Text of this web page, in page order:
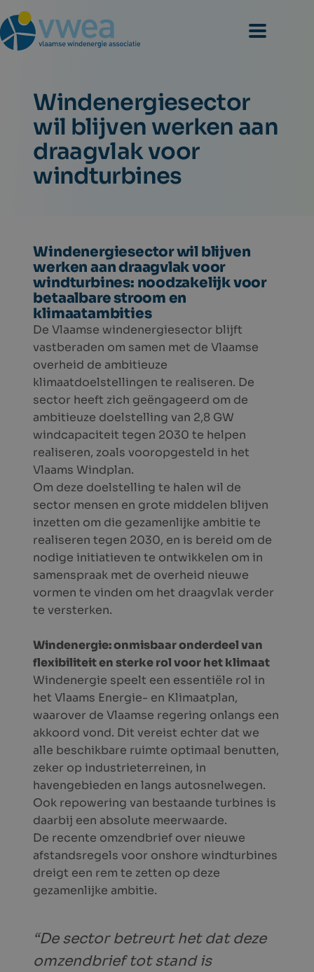
Windenergiesector
wil blijven werken aan
draagvlak voor
windturbines
Windenergiesector wil blijven
werken aan draagvlak voor
windturbines: noodzakelijk voor
betaalbare stroom en
klimaatambities
De Vlaamse windenergiesector blijft
vastberaden om samen met de Vlaamse
overheid de ambitieuze
klimaatdoelstellingen te realiseren. De
sector heeft zich geëngageerd om de
ambitieuze doelstelling van 2,8 GW
windcapaciteit tegen 2030 te helpen
realiseren, zoals vooropgesteld in het
Vlaams Windplan.
Om deze doelstelling te halen wil de
sector mensen en grote middelen blijven
inzetten om die gezamenlijke ambitie te
realiseren tegen 2030, en is bereid om de
nodige initiatieven te ontwikkelen om in
samenspraak met de overheid nieuwe
vormen te vinden om het draagvlak verder
te versterken.
Windenergie: onmisbaar onderdeel van
flexibiliteit en sterke rol voor het klimaat
Windenergie speelt een essentiële rol in
het Vlaams Energie- en Klimaatplan,
waarover de Vlaamse regering onlangs een
akkoord vond. Dit vereist echter dat we
alle beschikbare ruimte optimaal benutten,
zeker op industrieterreinen, in
havengebieden en langs autosnelwegen.
Ook repowering van bestaande turbines is
daarbij een absolute meerwaarde.
De recente omzendbrief over nieuwe
afstandsregels voor onshore windturbines
dreigt een rem te zetten op deze
gezamenlijke ambitie.
“De sector betreurt het dat deze
omzendbrief tot stand is